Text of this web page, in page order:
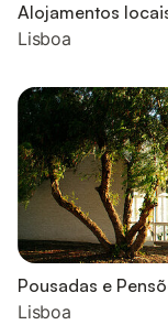
Alojamentos
Lisboa
Pousadas e
Lisboa